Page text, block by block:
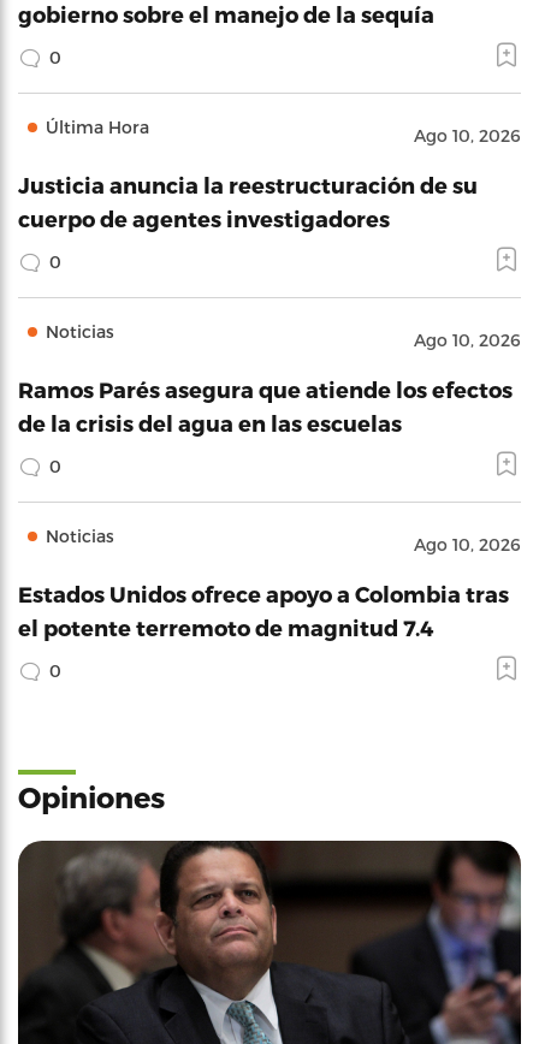
gobierno sobre el manejo de la sequía
0
Última Hora Ago 10, 2026
Justicia anuncia la reestructuración de su
cuerpo de agentes investigadores
0
Noticias Ago 10, 2026
Ramos Parés asegura que atiende los efectos
de la crisis del agua en las escuelas
0
Noticias Ago 10, 2026
Estados Unidos ofrece apoyo a Colombia tras
el potente terremoto de magnitud 7.4
0
Opiniones